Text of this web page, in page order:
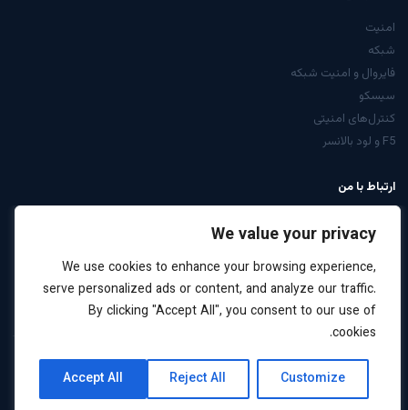
We value your privacy
We use cookies to enhance your browsing experience,
serve personalized ads or content, and analyze our traffic.
By clicking "Accept All", you consent to our use of
cookies.
Customize
Reject All
Accept All
امنیت
شبکه
فایروال و امنیت شبکه
سیسکو
کنترل‌های امنیتی
F5 و لود بالانسر
ارتباط با من
LinkedIn: arabiyan
درخواست مشاوره
کلیه حقوق این سایت برای علیرضا عربیان محفوظ است ·
نقشه
سایت
حریم
خصوصی